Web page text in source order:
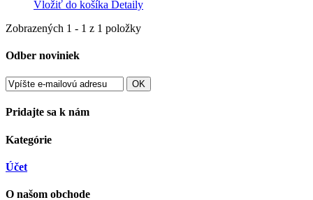
Vložiť do košíka Detaily
Zobrazených 1 - 1 z 1 položky
Odber noviniek
OK
Pridajte sa k nám
Kategórie
Účet
O našom obchode